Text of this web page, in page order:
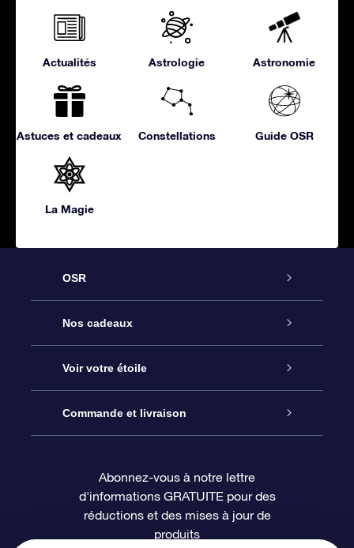
Actualités Astrologie Astronomie
Astuces et cadeaux Constellations Guide OSR
La Magie
OSR
Service
À propos de l’OSR
Nous contacter
Questions fréquemment posées
Revues
Nos cadeaux
Cadeau d’étoile en ligne
Coffret cadeau OSR
Carte cadeau OSR
Voir votre étoile
Registre des étoiles
Page d’accueil personnalisée
Commande et livraison
Informations de paiement
Abonnez-vous à notre lettre
d'informations GRATUITE pour des
réductions et des mises à jour de
produits